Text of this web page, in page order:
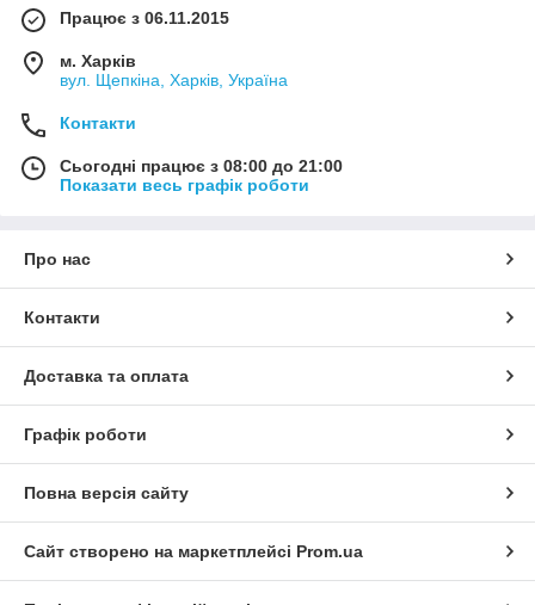
Працює з 06.11.2015
м. Харків
вул. Щепкіна, Харків, Україна
Контакти
Сьогодні працює з 08:00 до 21:00
Показати весь графік роботи
Про нас
Контакти
Доставка та оплата
Графік роботи
Повна версія сайту
Сайт створено на маркетплейсі Prom.ua